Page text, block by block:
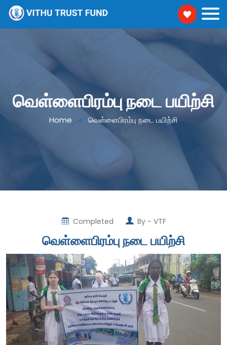
வெள்ளைபிரம்பு நடை பயிற்சி
Home வெள்ளைபிரம்பு நடை பயிற்சி
Completed By - VTF
வெள்ளைபிரம்பு நடை பயிற்சி